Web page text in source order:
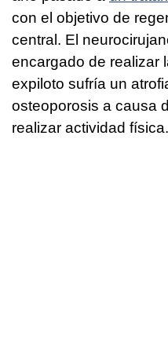
con el objetivo de
central. El
encargado de realizar
expiloto sufría un
osteoporosis a causa
realizar actividad física.